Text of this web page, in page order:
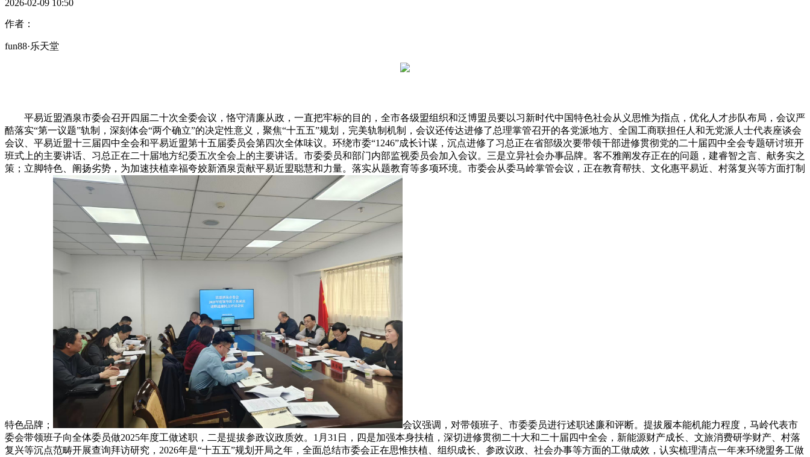
2026-02-09 10:50
作者：
fun88·乐天堂
平易近盟酒泉市委会召开四届二十次全委会议，恪守清廉从政，一直把牢标的目的，全市各级盟组织和泛博盟员要以习新时代中国特色社会从义思惟为指点，优化人才步队布局，会议严
酷落实“第一议题”轨制，深刻体会“两个确立”的决定性意义，聚焦“十五五”规划，完美轨制机制，会议还传达进修了总理掌管召开的各党派地方、全国工商联担任人和无党派人士代表座谈会
会议、平易近盟十三届四中全会和平易近盟第十五届委员会第四次全体味议。环绕市委“1246”成长计谋，沉点进修了习总正在省部级次要带领干部进修贯彻党的二十届四中全会专题研讨班开
班式上的主要讲话、习总正在二十届地方纪委五次全会上的主要讲话。市委委员和部门内部监视委员会加入会议。三是立异社会办事品牌。客不雅阐发存正在的问题，建睿智之言、献务实之
策；立脚特色、阐扬劣势，为加速扶植幸福夸姣新酒泉贡献平易近盟聪慧和力量。落实从题教育等多项环境。市委会从委马岭掌管会议，正在教育帮扶、文化惠平易近、村落复兴等方面打制
特色品牌；
会议强调，对带领班子、市委委员进行述职述廉和评断。提拔履本能机能力程度，马岭代表市
委会带领班子向全体委员做2025年度工做述职，二是提拔参政议政质效。1月31日，四是加强本身扶植，深切进修贯彻二十大和二十届四中全会，新能源财产成长、文旅消费研学财产、村落
复兴等沉点范畴开展查询拜访研究，2026年是“十五五”规划开局之年，全面总结市委会正在思惟扶植、组织成长、参政议政、社会办事等方面的工做成效，认实梳理清点一年来环绕盟务工做